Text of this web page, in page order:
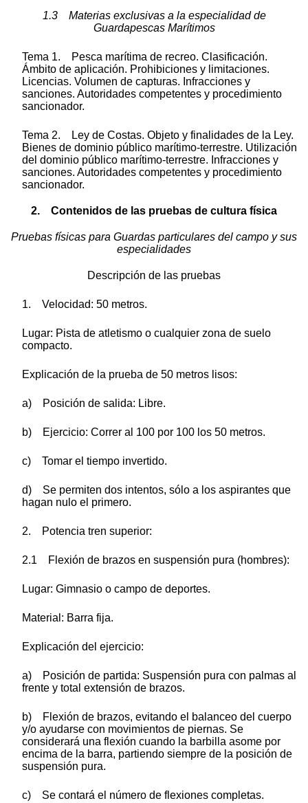
1.3 Materias exclusivas a la especialidad de
Guardapescas Marítimos
Tema 1. Pesca marítima de recreo. Clasificación.
Ámbito de aplicación. Prohibiciones y limitaciones.
Licencias. Volumen de capturas. Infracciones y
sanciones. Autoridades competentes y procedimiento
sancionador.
Tema 2. Ley de Costas. Objeto y finalidades de la Ley.
Bienes de dominio público marítimo-terrestre. Utilización
del dominio público marítimo-terrestre. Infracciones y
sanciones. Autoridades competentes y procedimiento
sancionador.
2. Contenidos de las pruebas de cultura física
Pruebas físicas para Guardas particulares del campo y sus
especialidades
Descripción de las pruebas
1. Velocidad: 50 metros.
Lugar: Pista de atletismo o cualquier zona de suelo
compacto.
Explicación de la prueba de 50 metros lisos:
a) Posición de salida: Libre.
b) Ejercicio: Correr al 100 por 100 los 50 metros.
c) Tomar el tiempo invertido.
d) Se permiten dos intentos, sólo a los aspirantes que
hagan nulo el primero.
2. Potencia tren superior:
2.1 Flexión de brazos en suspensión pura (hombres):
Lugar: Gimnasio o campo de deportes.
Material: Barra fija.
Explicación del ejercicio:
a) Posición de partida: Suspensión pura con palmas al
frente y total extensión de brazos.
b) Flexión de brazos, evitando el balanceo del cuerpo
y/o ayudarse con movimientos de piernas. Se
considerará una flexión cuando la barbilla asome por
encima de la barra, partiendo siempre de la posición de
suspensión pura.
c) Se contará el número de flexiones completas.